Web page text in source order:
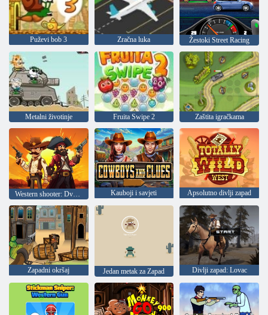
Puževi bob 3 Zračna luka Žestoki Street Racing
Metalni životinje Fruita Swipe 2 Zaštita igračkama
Kauboji i savjeti Apsolutno divlji zapad
Zapadni okršaj Jedan metak za Zapad Divlji zapad: Lovac